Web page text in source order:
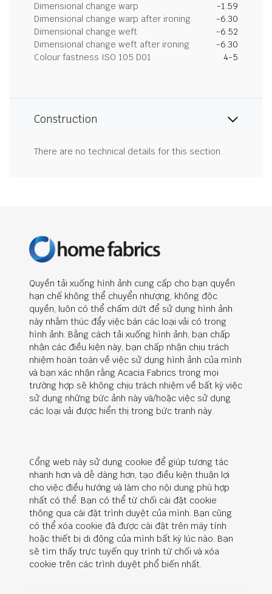
Dimensional change warp
-1.59
Dimensional change warp after ironing
-6.30
Dimensional change weft
-6.52
Dimensional change weft after ironing
-6.30
Colour fastness ISO 105 D01
4-5
Construction
There are no technical details for this section.
Quyền tải xuống hình ảnh cung cấp cho bạn quyền
hạn chế không thể chuyển nhượng, không độc
quyền, luôn có thể chấm dứt để sử dụng hình ảnh
này nhằm thúc đẩy việc bán các loại vải có trong
hình ảnh. Bằng cách tải xuống hình ảnh, bạn chấp
nhận các điều kiện này, bạn chấp nhận chịu trách
nhiệm hoàn toàn về việc sử dụng hình ảnh của mình
và bạn xác nhận rằng Acacia Fabrics trong mọi
trường hợp sẽ không chịu trách nhiệm về bất kỳ việc
sử dụng những bức ảnh này và/hoặc việc sử dụng
các loại vải được hiển thị trong bức tranh này.
Cổng web này sử dụng cookie để giúp tương tác
nhanh hơn và dễ dàng hơn, tạo điều kiện thuận lợi
cho việc điều hướng và làm cho nội dung phù hợp
nhất có thể. Bạn có thể từ chối cài đặt cookie
thông qua cài đặt trình duyệt của mình. Bạn cũng
có thể xóa cookie đã được cài đặt trên máy tính
hoặc thiết bị di động của mình bất kỳ lúc nào. Bạn
sẽ tìm thấy trực tuyến quy trình từ chối và xóa
cookie trên các trình duyệt phổ biến nhất.